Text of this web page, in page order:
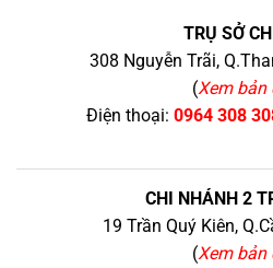
TRỤ SỞ
308 Nguyễn Trãi,
(Xem bản
Điện thoại: 0964 308
CHI NHÁNH 2
19 Trần Quý Kiên,
(Xem bản